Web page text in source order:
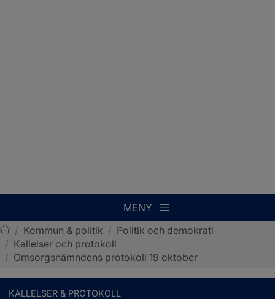
MENY
Sotenäs kommun
/ Kommun & politik / Politik och demokrati
/ Kallelser och protokoll
/ Omsorgsnämndens protokoll 19 oktober
KALLELSER & PROTOKOLL